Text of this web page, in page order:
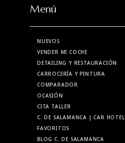
Menú
NUEVOS
VENDER MI COCHE
DETAILING Y RESTAURACIÓN
CARROCERÍA Y PINTURA
COMPARADOR
OCASIÓN
CITA TALLER
C. DE SALAMANCA | CAR HOTEL
FAVORITOS
BLOG C. DE SALAMANCA